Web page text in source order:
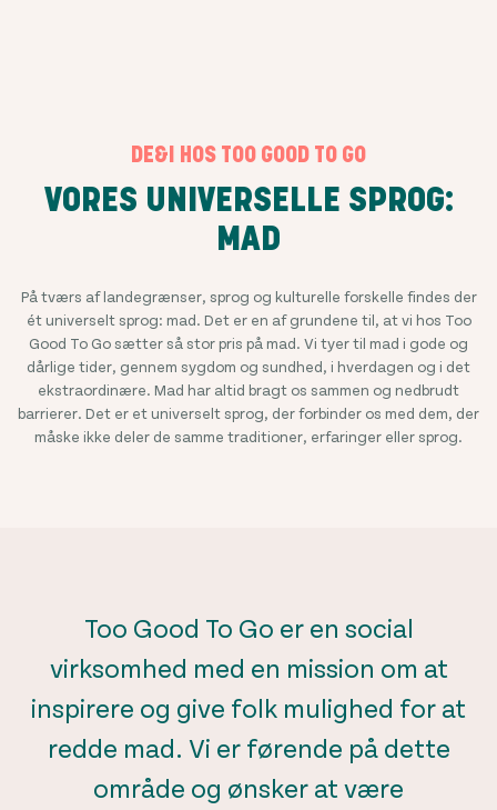
DE&I HOS TOO GOOD TO GO
VORES UNIVERSELLE SPROG:
MAD
På tværs af landegrænser, sprog og kulturelle forskelle findes der
ét universelt sprog: mad. Det er en af grundene til, at vi hos Too
Good To Go sætter så stor pris på mad. Vi tyer til mad i gode og
dårlige tider, gennem sygdom og sundhed, i hverdagen og i det
ekstraordinære. Mad har altid bragt os sammen og nedbrudt
barrierer. Det er et universelt sprog, der forbinder os med dem, der
måske ikke deler de samme traditioner, erfaringer eller sprog.
Too Good To Go er en social
virksomhed med en mission om at
inspirere og give folk mulighed for at
redde mad. Vi er førende på dette
område og ønsker at være